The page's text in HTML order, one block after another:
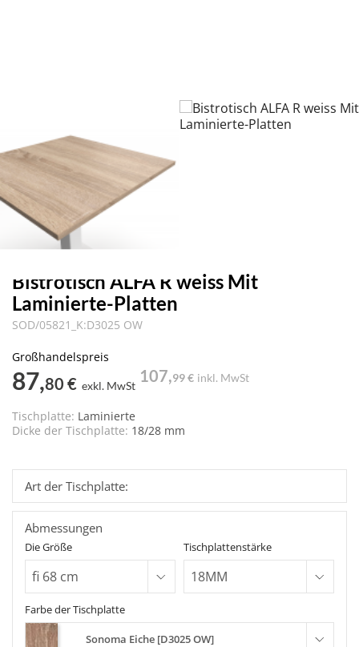
Bistrotisch ALFA R weiss Mit
Laminierte-Platten
SOD/05821_K:D3025 OW
Großhandelspreis
87,80 € exkl. MwSt
107,99 € inkl. MwSt
Tischplatte: Laminierte
Dicke der Tischplatte: 18/28 mm
Farbe der Tischplatte
Sonoma Eiche [D3025 OW]
Die Größe Tischplattenstärke
Abmessungen
Art der Tischplatte: